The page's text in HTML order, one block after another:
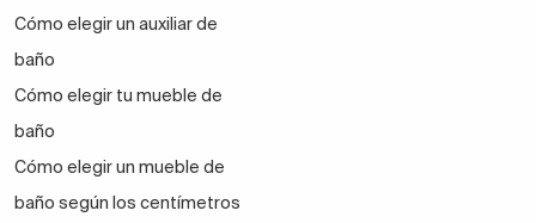
Cómo elegir un auxiliar de
baño
Cómo elegir tu mueble de
baño
Cómo elegir un mueble de
baño según los centímetros